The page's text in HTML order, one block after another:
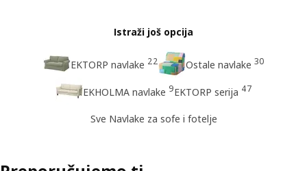
Istraži još opcija
EKTORP navlake 22 Ostale navlake 30
EKHOLMA navlake 9EKTORP serija 47
Sve Navlake za sofe i fotelje